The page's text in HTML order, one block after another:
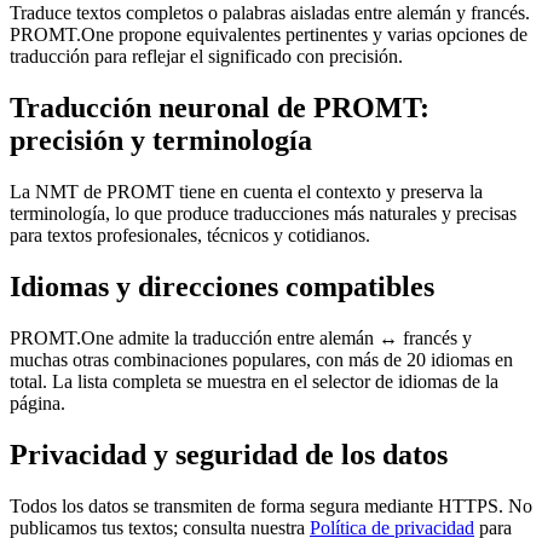
Traduce textos completos o palabras aisladas entre alemán y francés.
PROMT.One propone equivalentes pertinentes y varias opciones de
traducción para reflejar el significado con precisión.
Traducción neuronal de PROMT:
precisión y terminología
La NMT de PROMT tiene en cuenta el contexto y preserva la
terminología, lo que produce traducciones más naturales y precisas
para textos profesionales, técnicos y cotidianos.
Idiomas y direcciones compatibles
PROMT.One admite la traducción entre alemán ↔ francés y
muchas otras combinaciones populares, con más de 20 idiomas en
total. La lista completa se muestra en el selector de idiomas de la
página.
Privacidad y seguridad de los datos
Todos los datos se transmiten de forma segura mediante HTTPS. No
publicamos tus textos; consulta nuestra Política de privacidad para